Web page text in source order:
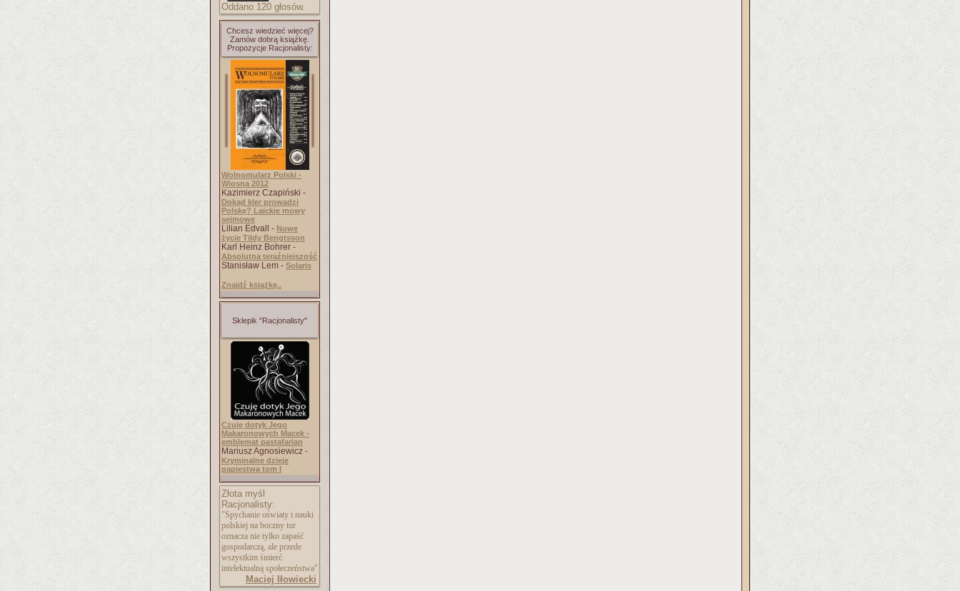
Oddano 120 głosów.
Chcesz wiedzieć więcej?
Zamów dobrą książkę.
Propozycje Racjonalisty:
Wolnomularz Polski -
Wiosna 2012
Kazimierz Czapiński -
Dokąd kler prowadzi
Polskę? Laickie mowy
sejmowe
Lilian Edvall - Nowe
życie Tildy Bengtsson
Karl Heinz Bohrer -
Absolutna teraźniejszość
Stanisław Lem - Solaris
Znajdź książkę..
Sklepik "Racjonalisty"
Czuję dotyk Jego
Makaronowych Macek -
emblemat pastafarian
Mariusz Agnosiewicz -
Kryminalne dzieje
papiestwa tom I
Złota myśl
Racjonalisty:
"Spychanie oświaty i nauki
polskiej na boczny tor
oznacza nie tylko zapaść
gospodarczą, ale przede
wszystkim śmierć
intelektualną społeczeństwa"
Maciej Iłowiecki